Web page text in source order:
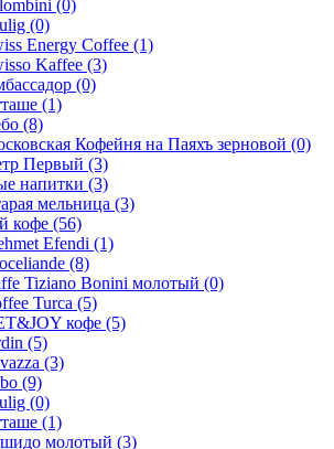
(0)
(0)
Energy Coffee (1)
Kaffee (3)
(0)
(1)
(8)
Кофейня на Паяхъ зерновой (0)
Первый (3)
напитки (3)
мельница (3)
кофе (56)
Efendi (1)
(8)
Tiziano Bonini молотый (0)
Turca (5)
кофе (5)
(5)
(3)
(9)
(0)
(1)
молотый (3)